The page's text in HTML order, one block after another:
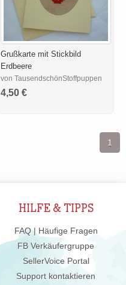
Grußkarte mit Stickbild
Erdbeere
von TausendschönStoffpuppen
4,50 €
1
HILFE & TIPPS
FAQ | Häufige Fragen
FB Verkäufergruppe
SellerVoice Portal
Support kontaktieren